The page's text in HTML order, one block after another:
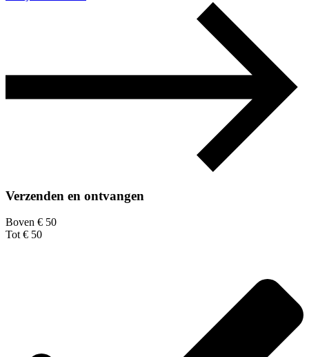
Verzenden en ontvangen
Boven € 50
Tot € 50